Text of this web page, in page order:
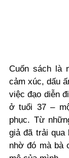
Cuốn sách là
cảm xúc, dấu
việc đạo diễn
ở tuổi 37 –
phục. Từ
giả đã trải qua
nhờ đó mà bà